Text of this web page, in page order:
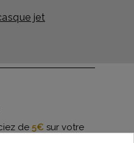
jet
de 5€ sur votre